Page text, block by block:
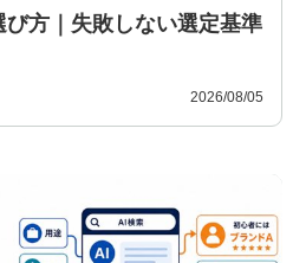
方｜失敗しない選定基準
2026/08/05